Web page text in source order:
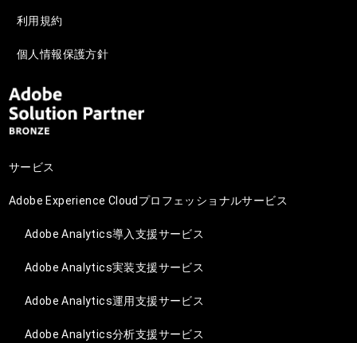
利用規約
個人情報保護方針
サービス
Adobe Experience Cloudプロフェッショナルサービス
Adobe Analytics導入支援サービス
Adobe Analytics実装支援サービス
Adobe Analytics運用支援サービス
Adobe Analytics分析支援サービス